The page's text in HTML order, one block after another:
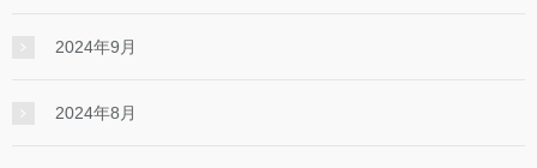
2024年9月
2024年8月